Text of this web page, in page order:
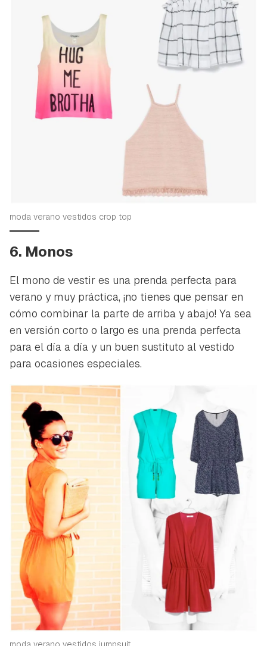
Para poder guardar como favorito, primero has de
iniciar sesión con tu cuenta de Hogarmanía.
INICIAR SESIÓN CANCELAR
moda verano vestidos crop top
6. Monos
El mono de vestir es una prenda perfecta para
verano y muy práctica, ¡no tienes que pensar en
cómo combinar la parte de arriba y abajo! Ya sea
en versión corto o largo es una prenda perfecta
para el día a día y un buen sustituto al vestido
para ocasiones especiales.
Gracias por suscribirte a nuestro boletín.
ACEPTAR